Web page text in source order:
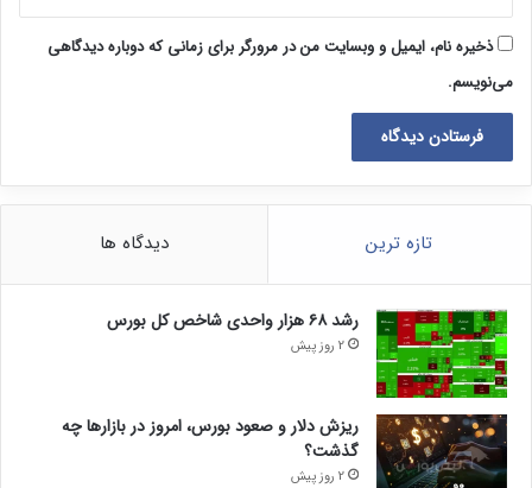
ذخیره نام، ایمیل و وبسایت من در مرورگر برای زمانی که دوباره دیدگاهی
می‌نویسم.
تازه ترین دیدگاه ها
رشد ۶۸ هزار واحدی شاخص کل بورس
2 روز پیش
ریزش دلار و صعود بورس، امروز در بازارها چه
گذشت؟
2 روز پیش